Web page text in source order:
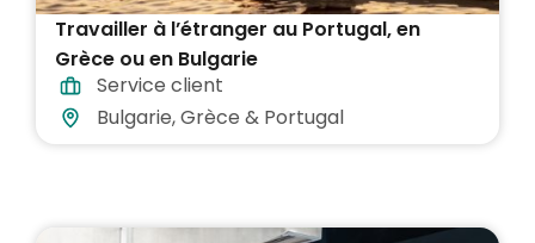
Travailler à l’étranger au Portugal, en
Grèce ou en Bulgarie
Service client
Bulgarie, Grèce & Portugal